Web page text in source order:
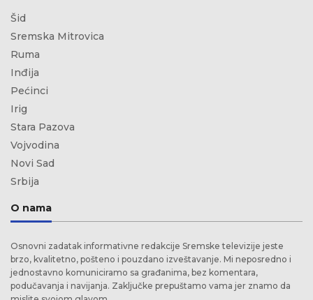
Šid
Sremska Mitrovica
Ruma
Inđija
Pećinci
Irig
Stara Pazova
Vojvodina
Novi Sad
Srbija
O nama
Osnovni zadatak informativne redakcije Sremske televizije jeste
brzo, kvalitetno, pošteno i pouzdano izveštavanje. Mi neposredno i
jednostavno komuniciramo sa građanima, bez komentara,
podučavanja i navijanja. Zaključke prepuštamo vama jer znamo da